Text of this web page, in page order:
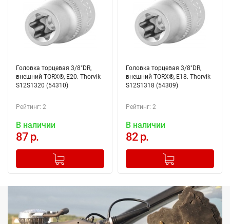
Головка торцевая 3/8"DR,
внешний TORX®, Е20. Thorvik
S12S1320 (54310)
Рейтинг: 2
В наличии
87 р.
+
Добавлено в корзину
Головка торцевая 3/8"DR,
внешний TORX®, Е18. Thorvik
S12S1318 (54309)
Рейтинг: 2
В наличии
82 р.
+
Добавлено в корзину